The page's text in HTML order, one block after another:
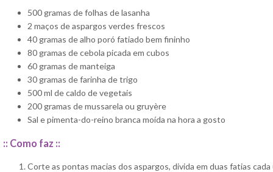
500 gramas de folhas de lasanha
2 maços de aspargos verdes frescos
40 gramas de alho poró fatiado bem fininho
80 gramas de cebola picada em cubos
60 gramas de manteiga
30 gramas de farinha de trigo
500 ml de caldo de vegetais
200 gramas de mussarela ou gruyère
Sal e pimenta-do-reino branca moída na hora a gosto
:: Como faz ::
Corte as pontas macias dos aspargos, divida em duas fatias